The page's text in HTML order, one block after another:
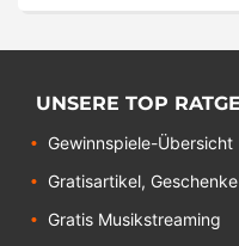
UNSERE TOP
Gewinnspiele-Übersicht
Gratisartikel,
Gratis Musikstreaming